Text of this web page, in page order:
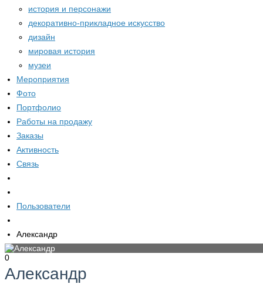
история и персонажи
декоративно-прикладное искусство
дизайн
мировая история
музеи
Мероприятия
Фото
Портфолио
Работы на продажу
Заказы
Активность
Связь
Пользователи
Александр
0
Александр